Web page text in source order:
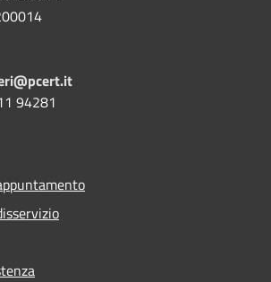
94281